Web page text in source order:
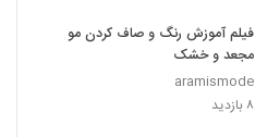
فیلم آموزش رنگ و صاف کردن مو
مجعد و خشک
aramismode
۸ بازدید